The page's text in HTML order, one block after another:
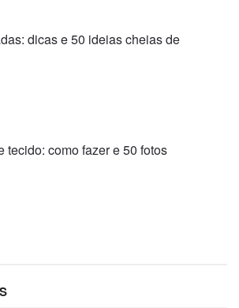
dicas e 50 ideias cheias de
tecido: como fazer e 50 fotos